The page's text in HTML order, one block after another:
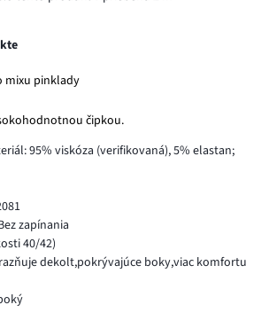
mixu pinklady
čipkou.
95% viskóza (verifikovaná), 5% elastan;
zapínania
40/42)
dekolt,pokrývajúce boky,viac komfortu